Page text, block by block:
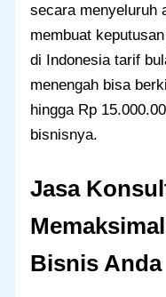
secara menyeluruh
membuat
di Indonesia tarif
menengah bisa
hingga Rp
bisnisnya.
Jasa
Bisnis Anda